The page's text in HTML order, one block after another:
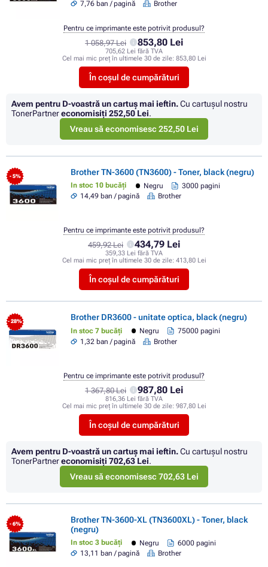
7,76 ban / pagină Brother
1 058,97 Lei 853,80 Lei
705,62 Lei fără TVA
Cel mai mic preț în ultimele 30 de zile: 853,80 Lei
În coșul de cumpărături
Pentru ce imprimante este potrivit produsul?
Avem pentru D-voastră un cartuș mai ieftin.Cu cartuşul nostru
TonerPartnereconomisiţi 252,50 Lei.
Vreau să economisesc 252,50 Lei
- 5% Brother TN-3600 (TN3600) - Toner, black (negru)
In stoc 10 bucăți Negru
3000 pagini
14,49 ban / pagină
Brother
459,92 Lei 434,79 Lei
359,33 Lei fără TVA
Cel mai mic preț în ultimele 30 de zile: 413,80 Lei
În coșul de cumpărături
Pentru ce imprimante este potrivit produsul?
- 28% Brother DR3600 - unitate optica, black (negru)
In stoc 7 bucăți Negru
75000 pagini
1,32 ban / pagină
Brother
1 367,80 Lei 987,80 Lei
816,36 Lei fără TVA
Cel mai mic preț în ultimele 30 de zile: 987,80 Lei
În coșul de cumpărături
Pentru ce imprimante este potrivit produsul?
Avem pentru D-voastră un cartuș mai ieftin.Cu cartuşul nostru
TonerPartnereconomisiţi 702,63 Lei.
Vreau să economisesc 702,63 Lei
- 6%
Brother TN-3600-XL (TN3600XL) - Toner, black
(negru)
In stoc 3 bucăți Negru
6000 pagini
13,11 ban / pagină
Brother